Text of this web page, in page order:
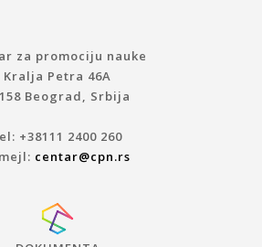
za promociju nauke
Kralja Petra 46A
Beograd, Srbija
+38111 2400 260
centar@cpn.rs